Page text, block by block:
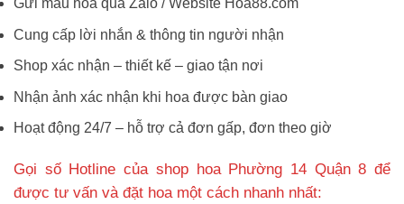
Gửi mẫu hoa qua Zalo / Website Hoa88.com
Cung cấp lời nhắn & thông tin người nhận
Shop xác nhận – thiết kế – giao tận nơi
Nhận ảnh xác nhận khi hoa được bàn giao
Hoạt động 24/7 – hỗ trợ cả đơn gấp, đơn theo giờ
Gọi số Hotline của shop hoa Phường 14 Quận 8 để
được tư vấn và đặt hoa một cách nhanh nhất: